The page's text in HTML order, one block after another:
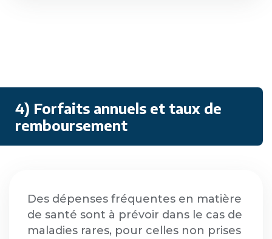
4) Forfaits annuels et taux de
remboursement
Des dépenses fréquentes en matière
de santé sont à prévoir dans le cas de
maladies rares, pour celles non prises